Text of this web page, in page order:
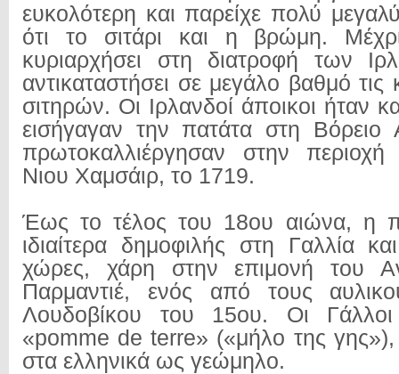
ευκολότερη και παρείχε πολύ
ότι το σιτάρι και η βρώμη.
κυριαρχήσει στη διατροφή των
αντικαταστήσει σε μεγάλο βαθμό τις
σιτηρών. Οι Ιρλανδοί άποικοι ήταν
εισήγαγαν την πατάτα στη Βόρειο
πρωτοκαλλιέργησαν στην περιοχή
Νιου Χαμσάιρ, το 1719.
Έως το τέλος του 18ου αιώνα, η
ιδιαίτερα δημοφιλής στη Γαλλία και
χώρες, χάρη στην επιμονή του
Παρμαντιέ, ενός από τους
Λουδοβίκου του 15ου. Οι
«pomme de terre» («μήλο της
στα ελληνικά ως γεώμηλο.